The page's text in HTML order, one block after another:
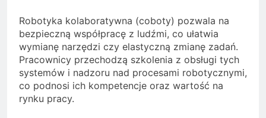
Robotyka kolaboratywna (coboty) pozwala na
bezpieczną współpracę z ludźmi, co ułatwia
wymianę narzędzi czy elastyczną zmianę zadań.
Pracownicy przechodzą szkolenia z obsługi tych
systemów i nadzoru nad procesami robotycznymi,
co podnosi ich kompetencje oraz wartość na
rynku pracy.